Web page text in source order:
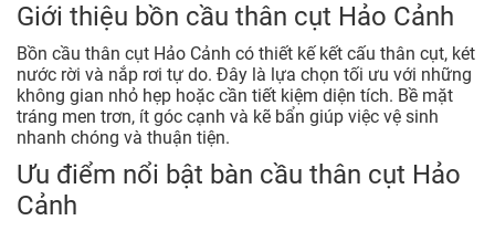
Giới thiệu bồn cầu thân cụt Hảo Cảnh
Bồn cầu thân cụt Hảo Cảnh có thiết kế kết cấu thân cụt, két
nước rời và nắp rơi tự do. Đây là lựa chọn tối ưu với những
không gian nhỏ hẹp hoặc cần tiết kiệm diện tích. Bề mặt
tráng men trơn, ít góc cạnh và kẽ bẩn giúp việc vệ sinh
nhanh chóng và thuận tiện.
Ưu điểm nổi bật bàn cầu thân cụt Hảo
Cảnh